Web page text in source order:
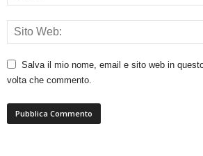
Salva il mio nome, email e sito web in
volta che commento.